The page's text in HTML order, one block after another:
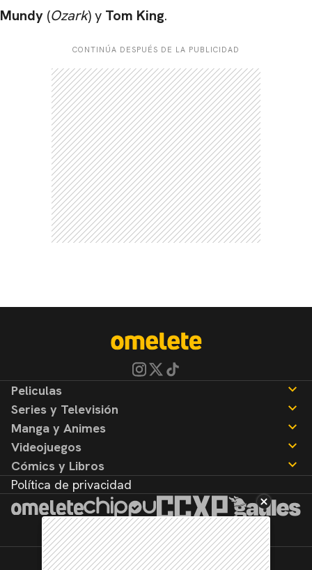
Mundy (Ozark) y Tom King.
CONTINÚA DESPUÉS DE LA PUBLICIDAD
Peliculas
Noticias
Reseñas
Series y Televisión
Noticias
Reseñas
Manga y Animes
Noticias
Reseñas
Videojuegos
Noticias
Reseñas
Cómics y Libros
Noticias
Reseñas
Política de privacidad